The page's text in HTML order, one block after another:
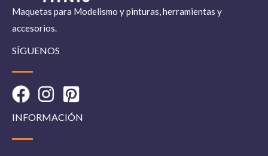
Maquetas para Modelismo y pinturas, herramientas y
accesorios.
SÍGUENOS
INFORMACIÓN